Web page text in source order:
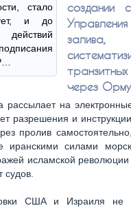
стало
и до
создании
залива,
через
рассылает на
разрешения и
пролив
иранскими силами
исламской
судов.
США и Израиля не